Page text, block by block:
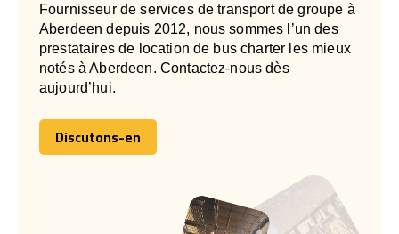
Fournisseur de services de transport de groupe à
Aberdeen depuis 2012, nous sommes l’un des
prestataires de location de bus charter les mieux
notés à Aberdeen. Contactez-nous dès
aujourd’hui.
Discutons-en
Discutons-en